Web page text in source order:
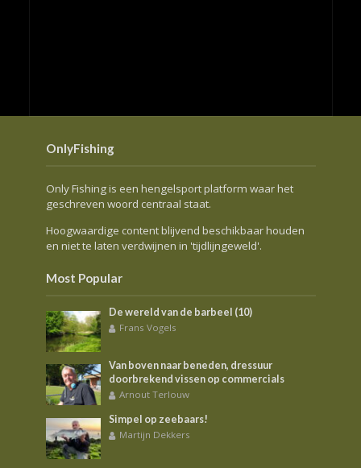
OnlyFishing
Only Fishing is een hengelsport platform waar het
geschreven woord centraal staat.
Hoogwaardige content blijvend beschikbaar houden
en niet te laten verdwijnen in 'tijdlijngeweld'.
Most Popular
De wereld van de barbeel (10)
Frans Vogels
Van boven naar beneden, dressuur
doorbrekend vissen op commercials
Arnout Terlouw
Simpel op zeebaars!
Martijn Dekkers